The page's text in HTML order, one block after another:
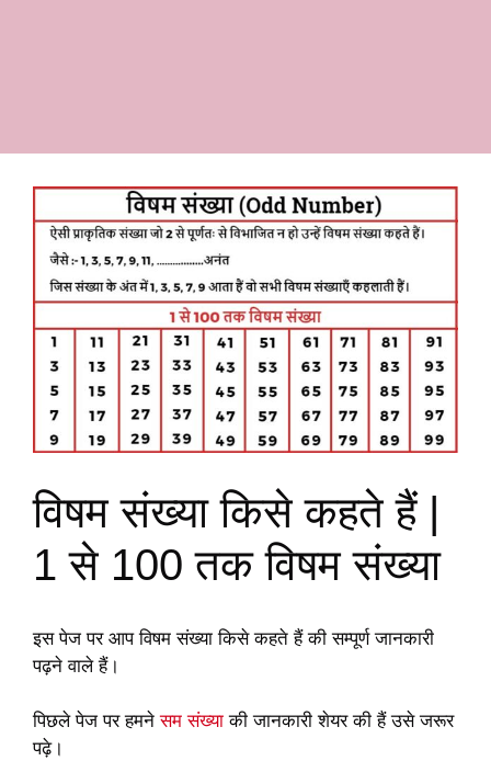
विषम संख्या किसे कहते हैं |
1 से 100 तक विषम संख्या
इस पेज पर आप विषम संख्या किसे कहते हैं की सम्पूर्ण जानकारी
पढ़ने वाले हैं।
पिछले पेज पर हमनेसम संख्या की जानकारी शेयर की हैं उसे जरूर
पढ़े।